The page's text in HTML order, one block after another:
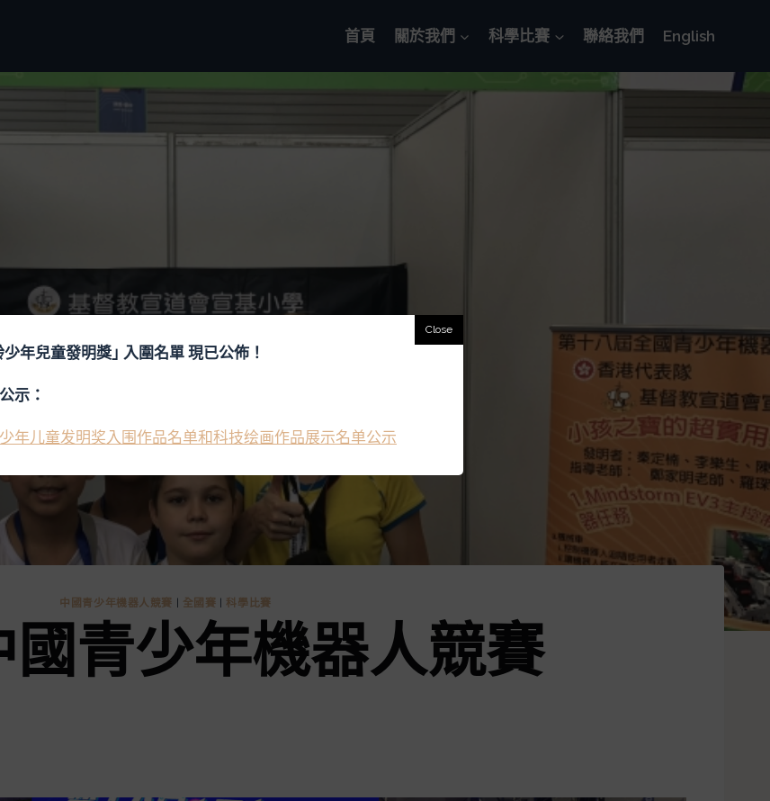
首頁 關於我們 科學比賽 聯絡我們 English
中國青少年機器人競賽 全國賽 科學比賽
國青少年機器人競賽
年兒童發明獎｣ 入圍名單 現已公佈！
示：
年儿童发明奖入围作品名单和科技绘画作品展示名单公示